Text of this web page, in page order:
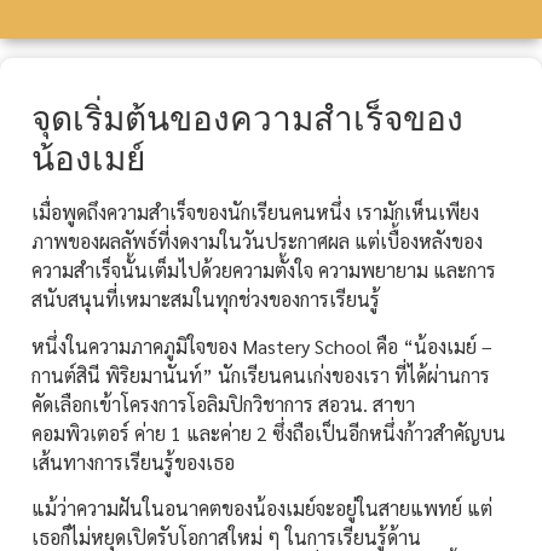
จุดเริ่มต้นของความสำเร็จของ
น้องเมย์
เมื่อพูดถึงความสำเร็จของนักเรียนคนหนึ่ง เรามักเห็นเพียง
ภาพของผลลัพธ์ที่งดงามในวันประกาศผล แต่เบื้องหลังของ
ความสำเร็จนั้นเต็มไปด้วยความตั้งใจ ความพยายาม และการ
สนับสนุนที่เหมาะสมในทุกช่วงของการเรียนรู้
หนึ่งในความภาคภูมิใจของ Mastery School คือ “น้องเมย์ –
กานต์สินี พิริยมานันท์” นักเรียนคนเก่งของเรา ที่ได้ผ่านการ
คัดเลือกเข้าโครงการโอลิมปิกวิชาการ สอวน. สาขา
คอมพิวเตอร์ ค่าย 1 และค่าย 2 ซึ่งถือเป็นอีกหนึ่งก้าวสำคัญบน
เส้นทางการเรียนรู้ของเธอ
แม้ว่าความฝันในอนาคตของน้องเมย์จะอยู่ในสายแพทย์ แต่
เธอก็ไม่หยุดเปิดรับโอกาสใหม่ ๆ ในการเรียนรู้ด้าน